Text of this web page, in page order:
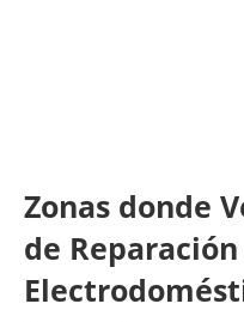
Zonas donde
de